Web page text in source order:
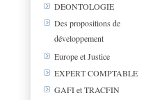
DEONTOLOGIE
Des propositions de
développement
Europe et Justice
EXPERT COMPTABLE
GAFI et TRACFIN